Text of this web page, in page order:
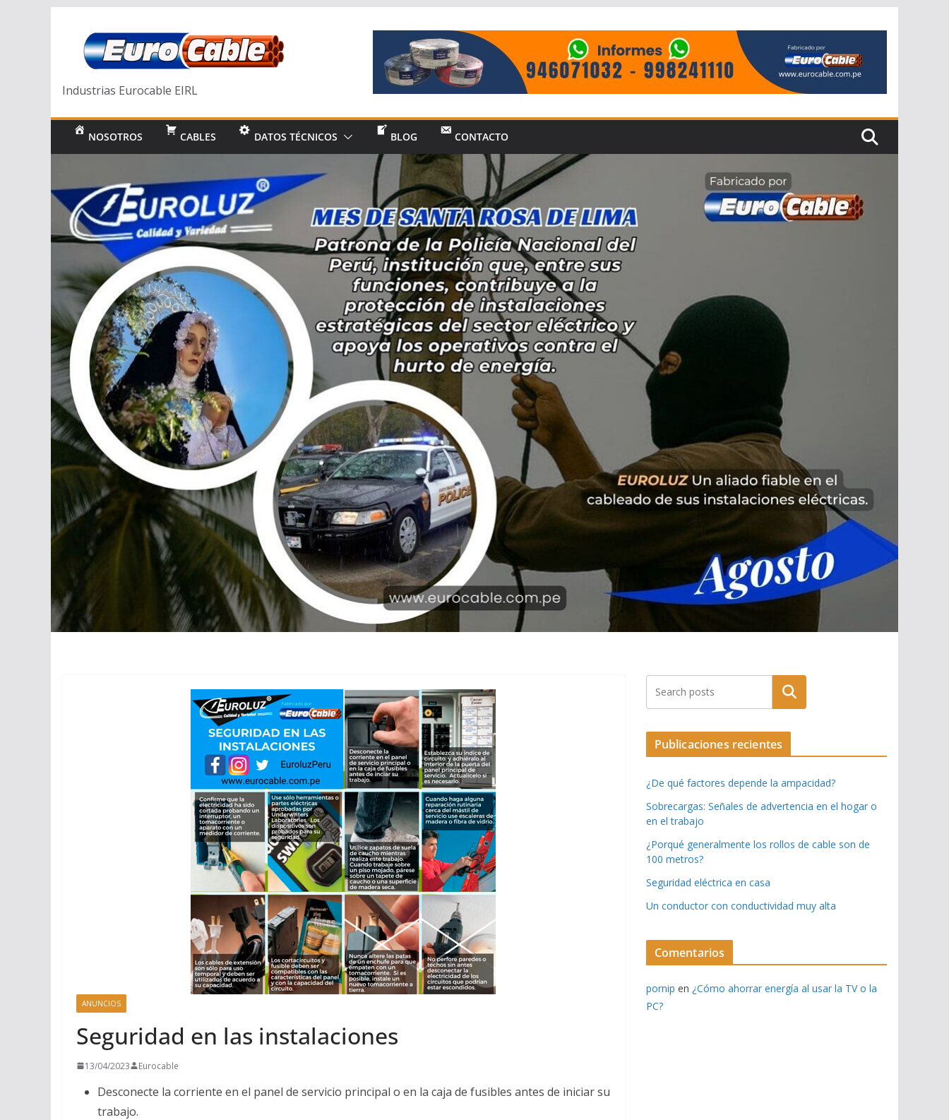
contenido
Industrias Eurocable EIRL
NOSOTROS CABLES DATOS TÉCNICOS BLOG CONTACTO
ANUNCIOS
Seguridad en las instalaciones
13/04/2023 Eurocable
Desconecte la corriente en el panel de servicio principal o en la caja de fusibles antes de iniciar su
trabajo.
Buscar
Publicaciones recientes
¿De qué factores depende la ampacidad?
Sobrecargas: Señales de advertencia en el hogar o
en el trabajo
¿Porqué generalmente los rollos de cable son de
100 metros?
Seguridad eléctrica en casa
Un conductor con conductividad muy alta
Comentarios
pornip en ¿Cómo ahorrar energía al usar la TV o la
PC?